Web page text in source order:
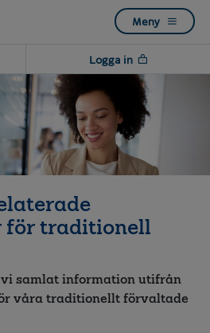
Meny
Logga in
för traditionell
samlat information utifrån
våra traditionellt förvaltade